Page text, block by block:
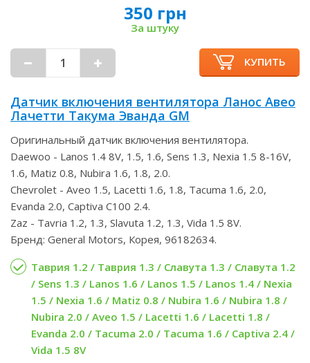
350 грн
За штуку
КУПИТЬ
Датчик включения вентилятора Ланос Авео
Лачетти Такума Эванда GM
Оригинальный датчик включения вентилятора.
Daewoo - Lanos 1.4 8V, 1.5, 1.6, Sens 1.3, Nexia 1.5 8-16V,
1.6, Matiz 0.8, Nubira 1.6, 1.8, 2.0.
Chevrolet - Aveo 1.5, Lacetti 1.6, 1.8, Tacuma 1.6, 2.0,
Evanda 2.0, Captiva C100 2.4.
Zaz - Tavria 1.2, 1.3, Slavuta 1.2, 1.3, Vida 1.5 8V.
Бренд: General Motors, Корея, 96182634.
Таврия 1.2 / Таврия 1.3 / Славута 1.3 / Славута 1.2
/ Sens 1.3 / Lanos 1.6 / Lanos 1.5 / Lanos 1.4 / Nexia
1.5 / Nexia 1.6 / Matiz 0.8 / Nubira 1.6 / Nubira 1.8 /
Nubira 2.0 / Aveo 1.5 / Lacetti 1.6 / Lacetti 1.8 /
Evanda 2.0 / Tacuma 2.0 / Tacuma 1.6 / Captiva 2.4 /
Vida 1.5 8V